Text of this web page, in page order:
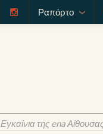
Ραπόρτο
Εγκαίνια της ena